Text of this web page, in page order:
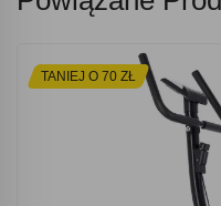
TANIEJ O 70 ZŁ